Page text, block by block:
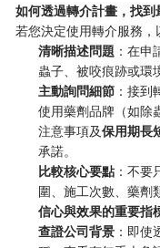
如何透過轉介計畫，找到
若您決定使用轉介服務，
清晰描述問題 ：在
蟲子、被咬痕跡或環
主動詢問細節 ：接到
使用藥劑品牌（如除
注意事項及保用期長
承諾。
比較核心要點 ：不
圍、施工次數、藥劑
信心與效果的重要指
查證公司背景 ：即